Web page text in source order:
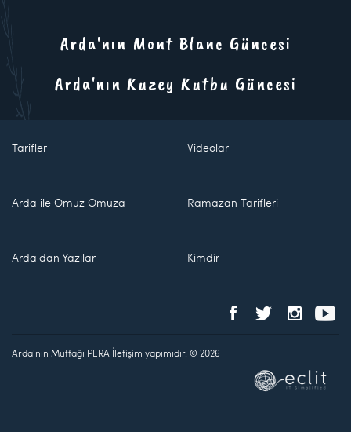
Arda'nın Mont Blanc Güncesi
Arda'nın Kuzey Kutbu Güncesi
Tarifler Videolar
Arda ile Omuz Omuza Ramazan Tarifleri
Arda'dan Yazılar Kimdir
Arda'nın Mutfağı PERA İletişim yapımıdır. © 2026